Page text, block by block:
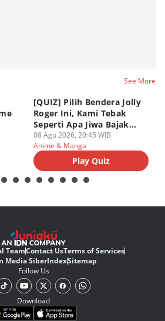
See More
[QUIZ] Pilih Bendera Jolly
Roger Ini, Kami Tebak
Seperti Apa Jiwa Bajak
Laut Dalam Dirimu
08 Agu 2026, 20:45 WIB
Anime & Manga
Play Quiz
TeamContact UsTerms of Services
Media SiberIndexSitemap
Follow Us
Download